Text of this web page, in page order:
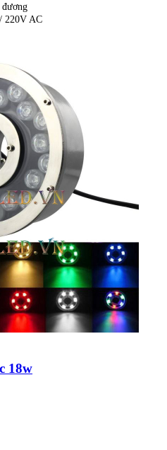
220V AC
18w